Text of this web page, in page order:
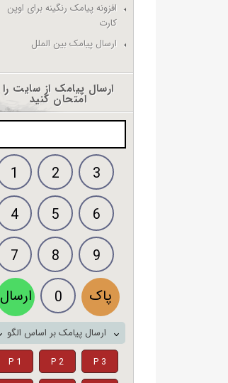
افزونه پیامک رنگینه برای اوپن
کارت
ارسال پیامک بین الملل
ارسال پیامک از سایت را
امتحان کنید
1 2
3
4
5
6
7
8
9
ارسال
0 پاک
ارسال پیامک بر اساس الگو
P 1
P 2
P 3